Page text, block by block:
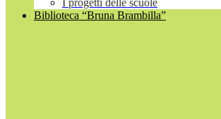
I progetti delle scuole
Biblioteca “Bruna Brambilla”